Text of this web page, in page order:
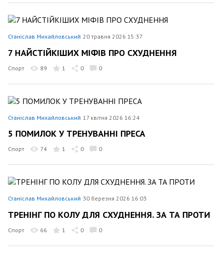
Станіслав Михайловський 20 травня 2026 15:37
7 НАЙСТІЙКІШИХ МІФІВ ПРО СХУДНЕННЯ
Спорт 89 1 0 0
Станіслав Михайловський 17 квітня 2026 16:24
5 ПОМИЛОК У ТРЕНУВАННІ ПРЕСА
Спорт 74 1 0 0
Станіслав Михайловський 30 березня 2026 16:03
ТРЕНІНГ ПО КОЛУ ДЛЯ СХУДНЕННЯ. ЗА ТА ПРОТИ
Спорт 66 1 0 0